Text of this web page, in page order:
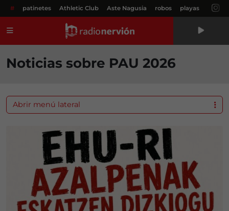
# patinetes Athletic Club Aste Nagusia robos playas
Noticias sobre PAU 2026
Abrir menú lateral